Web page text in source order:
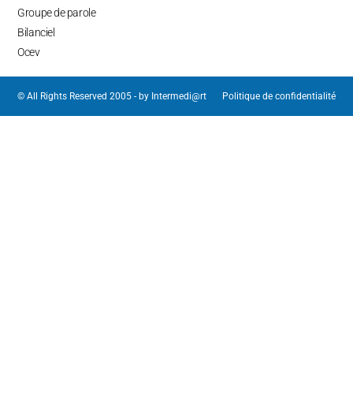
Groupe de parole
Bilanciel
Ocev
© All Rights Reserved 2005 - by Intermedi@rt Politique de confidentialité